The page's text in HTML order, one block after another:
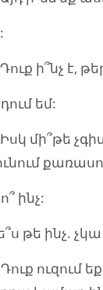
Դուք ի՞նչ է,
եմ:
Իսկ մի՞թե
ինչ:
թե ինչ.
ուզում